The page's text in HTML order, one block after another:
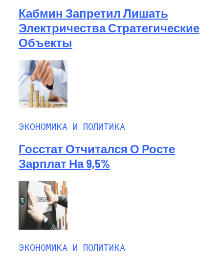
Кабмин Запретил Лишать
Электричества Стратегические
Объекты
ЭКОНОМИКА И ПОЛИТИКА
Госстат Отчитался О Росте
Зарплат На 9,5%
ЭКОНОМИКА И ПОЛИТИКА